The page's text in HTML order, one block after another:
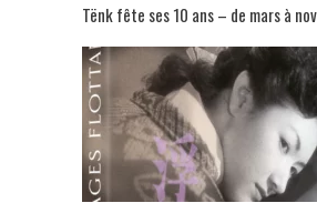
Tënk fête ses 10 ans – de mars à